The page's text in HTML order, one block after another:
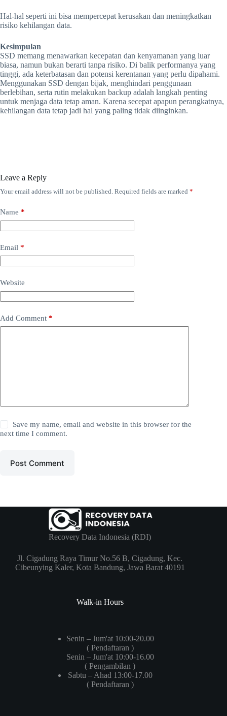
Hal-hal seperti ini bisa mempercepat kerusakan dan meningkatkan
risiko kehilangan data.
Kesimpulan
SSD memang menawarkan kecepatan dan kenyamanan yang luar
biasa, namun bukan berarti tanpa risiko. Di balik performanya yang
tinggi, ada keterbatasan dan potensi kerentanan yang perlu dipahami.
Menggunakan SSD dengan bijak, menghindari penggunaan
berlebihan, serta rutin melakukan backup adalah langkah penting
untuk menjaga data tetap aman. Karena secepat apapun perangkatnya,
kehilangan data tetap jadi hal yang paling tidak diinginkan.
Leave a Reply
Your email address will not be published. Required fields are marked *
Name *
Email *
Website
Add Comment *
Save my name, email and website in this browser for the
next time I comment.
Post Comment
Recovery Data Indonesia (RDI)
Jl. Cigadung Raya Timur No.56 B, Cigadung, Kec.
Cibeunying Kaler, Kota Bandung, Jawa Barat 40191
Walk-in Hours
Senin – Jum'at 10:00-20.00
( Pendaftaran )
Senin – Jum'at 10:00-16.00
( Pengambilan )
Sabtu – Ahad 13:00-17.00
( Pendaftaran )